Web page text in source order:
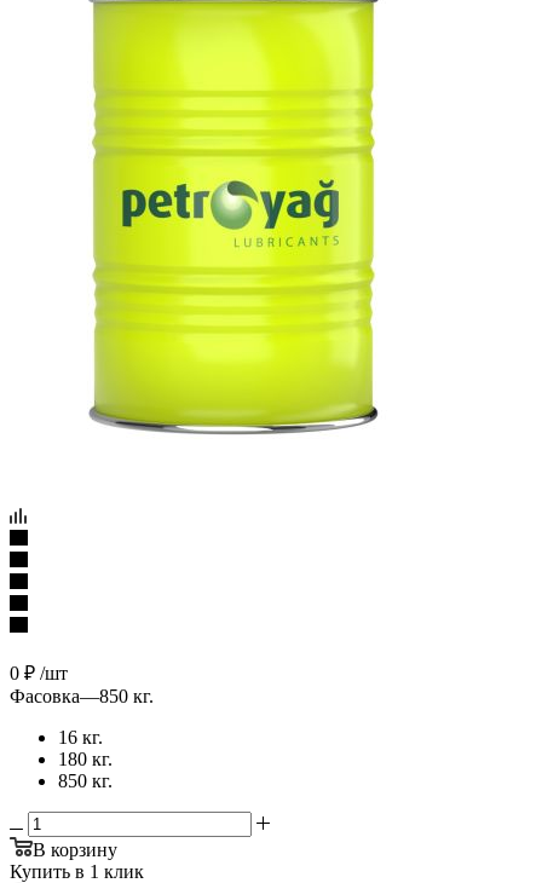
0 ₽ /шт
Фасовка—850 кг.
16 кг.
180 кг.
850 кг.
В корзину
Купить в 1 клик